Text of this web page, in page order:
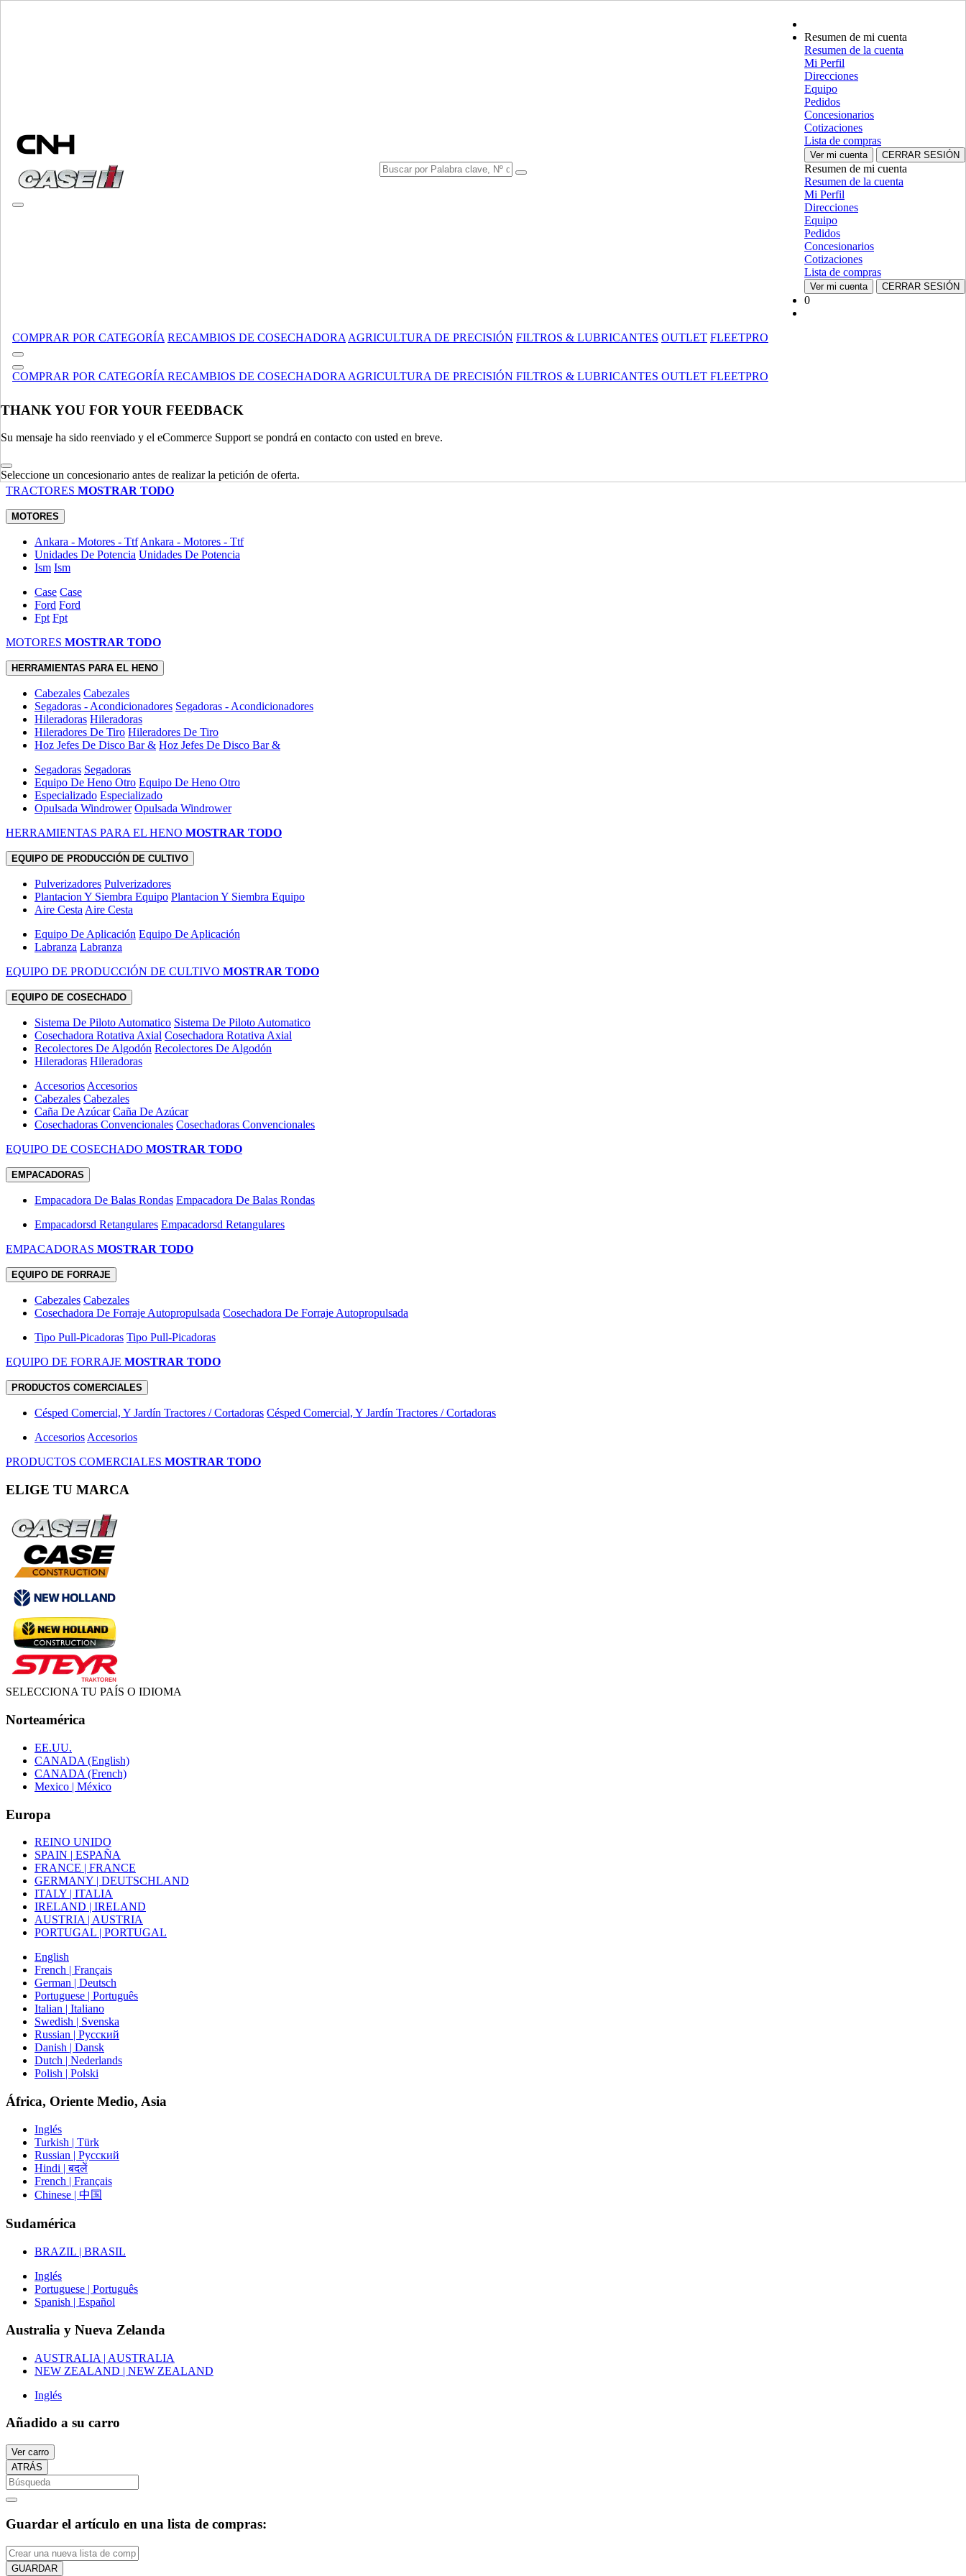
Resumen de mi cuenta
Resumen de la cuenta
Mi Perfil
Direcciones
Equipo
Pedidos
Concesionarios
Cotizaciones
Lista de compras
Ver mi cuenta CERRAR SESIÓN
Resumen de mi cuenta
Resumen de la cuenta
Mi Perfil
Direcciones
Equipo
Pedidos
Concesionarios
Cotizaciones
Lista de compras
Ver mi cuenta CERRAR SESIÓN
0
COMPRAR POR CATEGORÍA RECAMBIOS DE COSECHADORA AGRICULTURA DE PRECISIÓN FILTROS & LUBRICANTES OUTLET FLEETPRO
COMPRAR POR CATEGORÍA RECAMBIOS DE COSECHADORA AGRICULTURA DE PRECISIÓN FILTROS & LUBRICANTES OUTLET FLEETPRO
THANK YOU FOR YOUR FEEDBACK
Su mensaje ha sido reenviado y el eCommerce Support se pondrá en contacto con usted en breve.
Seleccione un concesionario antes de realizar la petición de oferta.
EQUIPOALL EQUIPO
MANIPULACIÓN DE MATERIALES
TRACTORES
Utility Utility
Compacto Compacto
Legado Legado
Especializado Especializado
TRACTORES MOSTRAR TODO
MOTORES
Ankara - Motores - Ttf Ankara - Motores - Ttf
Unidades De Potencia Unidades De Potencia
Ism Ism
Case Case
Ford Ford
Fpt Fpt
MOTORES MOSTRAR TODO
HERRAMIENTAS PARA EL HENO
Cabezales Cabezales
Segadoras - Acondicionadores Segadoras - Acondicionadores
Hileradoras Hileradoras
Hileradores De Tiro Hileradores De Tiro
Hoz Jefes De Disco Bar & Hoz Jefes De Disco Bar &
Segadoras Segadoras
Equipo De Heno Otro Equipo De Heno Otro
Especializado Especializado
Opulsada Windrower Opulsada Windrower
HERRAMIENTAS PARA EL HENO MOSTRAR TODO
EQUIPO DE PRODUCCIÓN DE CULTIVO
Pulverizadores Pulverizadores
Plantacion Y Siembra Equipo Plantacion Y Siembra Equipo
Aire Cesta Aire Cesta
Equipo De Aplicación Equipo De Aplicación
Labranza Labranza
EQUIPO DE PRODUCCIÓN DE CULTIVO MOSTRAR TODO
EQUIPO DE COSECHADO
Sistema De Piloto Automatico Sistema De Piloto Automatico
Cosechadora Rotativa Axial Cosechadora Rotativa Axial
Recolectores De Algodón Recolectores De Algodón
Hileradoras Hileradoras
Accesorios Accesorios
Cabezales Cabezales
Caña De Azúcar Caña De Azúcar
Cosechadoras Convencionales Cosechadoras Convencionales
EQUIPO DE COSECHADO MOSTRAR TODO
EMPACADORAS
Empacadora De Balas Rondas Empacadora De Balas Rondas
Empacadorsd Retangulares Empacadorsd Retangulares
EMPACADORAS MOSTRAR TODO
EQUIPO DE FORRAJE
Cabezales Cabezales
Cosechadora De Forraje Autopropulsada Cosechadora De Forraje Autopropulsada
Tipo Pull-Picadoras Tipo Pull-Picadoras
EQUIPO DE FORRAJE MOSTRAR TODO
PRODUCTOS COMERCIALES
Césped Comercial, Y Jardín Tractores / Cortadoras Césped Comercial, Y Jardín Tractores / Cortadoras
Accesorios Accesorios
PRODUCTOS COMERCIALES MOSTRAR TODO
ELIGE TU MARCA
SELECCIONA TU PAÍS O IDIOMA
Norteamérica
EE.UU.
CANADA (English)
CANADA (French)
Mexico | México
Europa
REINO UNIDO
SPAIN | ESPAÑA
FRANCE | FRANCE
GERMANY | DEUTSCHLAND
ITALY | ITALIA
IRELAND | IRELAND
AUSTRIA | AUSTRIA
PORTUGAL | PORTUGAL
English
French | Français
German | Deutsch
Portuguese | Português
Italian | Italiano
Swedish | Svenska
Russian | Русский
Danish | Dansk
Dutch | Nederlands
Polish | Polski
África, Oriente Medio, Asia
Inglés
Turkish | Türk
Russian | Русский
Hindi | बदलें
French | Français
Chinese | 中国
Sudamérica
BRAZIL | BRASIL
Inglés
Portuguese | Português
Spanish | Español
Australia y Nueva Zelanda
AUSTRALIA | AUSTRALIA
NEW ZEALAND | NEW ZEALAND
Inglés
Añadido a su carro
Ver carro
ATRÁS
Guardar el artículo en una lista de compras:
GUARDAR